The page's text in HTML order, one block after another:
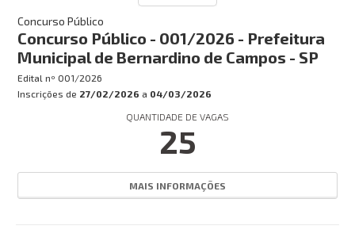
Concurso Público
Concurso Público - 001/2026 - Prefeitura
Municipal de Bernardino de Campos - SP
Edital nº 001/2026
Inscrições de 27/02/2026 a 04/03/2026
QUANTIDADE DE VAGAS
25
MAIS INFORMAÇÕES